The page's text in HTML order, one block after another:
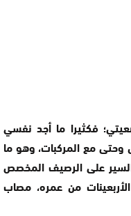
فكثيرا ما أجد نفسي
وحتى مع المركبات، وهو ما
على الرصيف المخصص
من عمره، مصاب